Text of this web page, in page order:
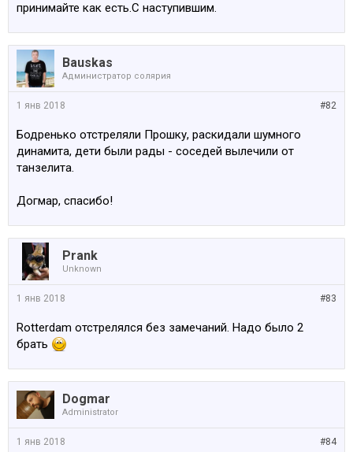
принимайте как есть.С наступившим.
Bauskas
Администратop солярия
#82
1 янв 2018
Бодренько отстреляли Прошку, раскидали шумного
динамита, дети были рады - соседей вылечили от
танзелита.
Догмар, спасибо!
Prank
Unknown
#83
1 янв 2018
Rotterdam отстрелялся без замечаний. Надо было 2
брать
Dogmar
Administrator
#84
1 янв 2018